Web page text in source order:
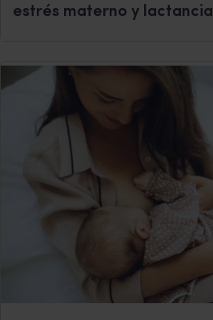
estrés materno y lactancia